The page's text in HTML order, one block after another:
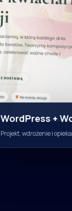
WordPress +
Projekt, wdrożenie i opieka